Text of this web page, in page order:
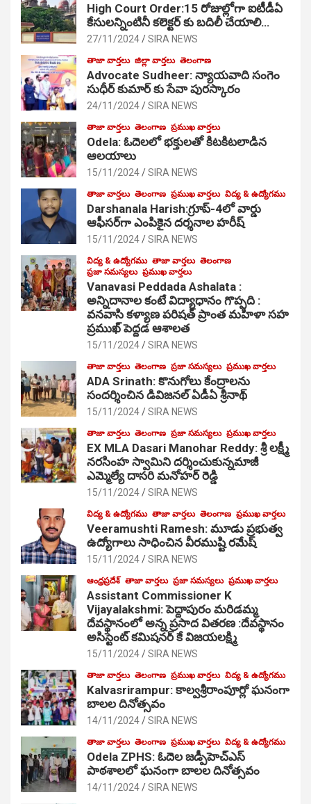
High Court Order:15 రోజుల్లోగా ఐటీడీఏ
కేసులన్నింటినీ కలెక్టర్ కు బదిలీ చేయాలి…
27/11/2024 SIRA NEWS
తాజా వార్తలు జిల్లా వార్తలు తెలంగాణ
Advocate Sudheer: న్యాయవాది సంగెం
సుధీర్ కుమార్ కు సేవా పురస్కారం
24/11/2024 SIRA NEWS
తాజా వార్తలు తెలంగాణ ప్రముఖ వార్తలు
Odela: ఓదెల‌లో భక్తులతో కిటకిటలాడిన
ఆల‌యాలు
15/11/2024 SIRA NEWS
తాజా వార్తలు తెలంగాణ ప్రముఖ వార్తలు విద్య & ఉద్యోగము
Darshanala Harish:గ్రూప్-4లో వార్డు
ఆఫీసర్‌గా ఎంపికైన దర్శనాల హరీష్
15/11/2024 SIRA NEWS
విద్య & ఉద్యోగము తాజా వార్తలు తెలంగాణ
ప్రజా సమస్యలు ప్రముఖ వార్తలు
Vanavasi Peddada Ashalata :
అన్నిదానాల కంటే విద్యాధానం గొప్పది :
వనవాసి కళ్యాణ పరిషత్ ప్రాంత మహిళా సహ
ప్రముఖ్ పెద్దడ ఆశాలత
15/11/2024 SIRA NEWS
తాజా వార్తలు తెలంగాణ ప్రజా సమస్యలు ప్రముఖ వార్తలు
ADA Srinath: కొనుగోలు కేంద్రాల‌ను
సంద‌ర్శించిన డివిజనల్ ఏడీఏ శ్రీనాథ్
15/11/2024 SIRA NEWS
తాజా వార్తలు తెలంగాణ ప్రజా సమస్యలు ప్రముఖ వార్తలు
EX MLA Dasari Manohar Reddy: శ్రీ లక్ష్మీ
నరసింహ స్వామిని దర్శించుకున్నమాజీ
ఎమ్మెల్యే దాసరి మనోహర్ రెడ్డి
15/11/2024 SIRA NEWS
విద్య & ఉద్యోగము తాజా వార్తలు తెలంగాణ ప్రముఖ వార్తలు
Veeramushti Ramesh: మూడు ప్రభుత్వ
ఉద్యోగాలు సాధించిన వీరముష్టి రమేష్
15/11/2024 SIRA NEWS
ఆంధ్రప్రదేశ్ తాజా వార్తలు ప్రజా సమస్యలు ప్రముఖ వార్తలు
Assistant Commissioner K
Vijayalakshmi: పెద్దాపురం మరిడమ్మ
దేవస్థానంలో అన్న ప్రసాద వితరణ :దేవస్థానం
అసిస్టెంట్ కమిషనర్ కే విజయలక్ష్మి
15/11/2024 SIRA NEWS
తాజా వార్తలు తెలంగాణ ప్రముఖ వార్తలు విద్య & ఉద్యోగము
Kalvasrirampur: కాల్వశ్రీరాంపూర్లో ఘనంగా
బాలల దినోత్సవం
14/11/2024 SIRA NEWS
తాజా వార్తలు తెలంగాణ ప్రముఖ వార్తలు విద్య & ఉద్యోగము
Odela ZPHS: ఓదెల జ‌డ్పీహెచ్ఎస్
పాఠ‌శాల‌లో ఘనంగా బాలల దినోత్సవం
14/11/2024 SIRA NEWS